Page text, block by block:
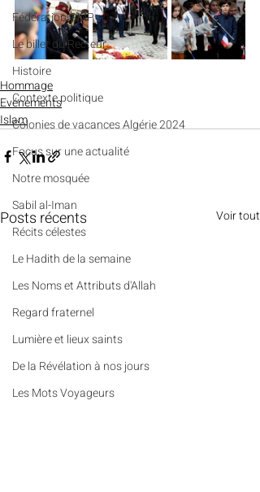
Fédération GMP
Le billet du Recteur
Histoire
Contexte politique
Colonies de vacances Algérie 2024
​​Focus sur une actualité
Notre mosquée
Sabil al-Iman
Récits célestes
Le Hadith de la semaine
Les Noms et Attributs d'Allah
Regard fraternel
Lumière et lieux saints
De la Révélation à nos jours
Les Mots Voyageurs
Hommage
Evénements
Islam
Posts récents Voir tout